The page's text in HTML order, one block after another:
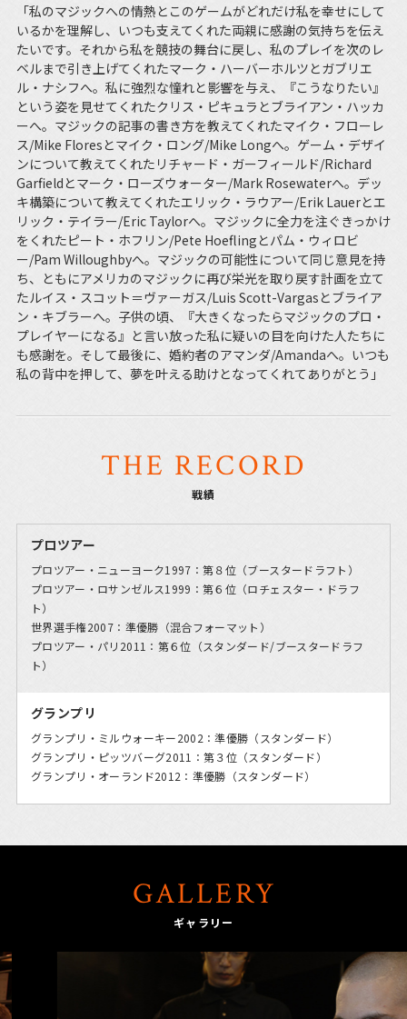
「私のマジックへの情熱とこのゲームがどれだけ私を幸せにして
いるかを理解し、いつも支えてくれた両親に感謝の気持ちを伝え
たいです。それから私を競技の舞台に戻し、私のプレイを次のレ
ベルまで引き上げてくれたマーク・ハーバーホルツとガブリエ
ル・ナシフへ。私に強烈な憧れと影響を与え、『こうなりたい』
という姿を見せてくれたクリス・ピキュラとブライアン・ハッカ
ーへ。マジックの記事の書き方を教えてくれたマイク・フローレ
ス/Mike Floresとマイク・ロング/Mike Longへ。ゲーム・デザイ
ンについて教えてくれたリチャード・ガーフィールド/Richard
Garfieldとマーク・ローズウォーター/Mark Rosewaterへ。デッ
キ構築について教えてくれたエリック・ラウアー/Erik Lauerとエ
リック・テイラー/Eric Taylorへ。マジックに全力を注ぐきっかけ
をくれたピート・ホフリン/Pete Hoeflingとパム・ウィロビ
ー/Pam Willoughbyへ。マジックの可能性について同じ意見を持
ち、ともにアメリカのマジックに再び栄光を取り戻す計画を立て
たルイス・スコット＝ヴァーガス/Luis Scott-Vargasとブライア
ン・キブラーへ。子供の頃、『大きくなったらマジックのプロ・
プレイヤーになる』と言い放った私に疑いの目を向けた人たちに
も感謝を。そして最後に、婚約者のアマンダ/Amandaへ。いつも
私の背中を押して、夢を叶える助けとなってくれてありがとう」
THE RECORD
戦績
プロツアー
プロツアー・ニューヨーク1997：第８位（ブースタードラフト）
プロツアー・ロサンゼルス1999：第６位（ロチェスター・ドラフ
ト）
世界選手権2007：準優勝（混合フォーマット）
プロツアー・パリ2011：第６位（スタンダード/ブースタードラフ
ト）
グランプリ
グランプリ・ミルウォーキー2002：準優勝（スタンダード）
グランプリ・ピッツバーグ2011：第３位（スタンダード）
グランプリ・オーランド2012：準優勝（スタンダード）
GALLERY
ギャラリー